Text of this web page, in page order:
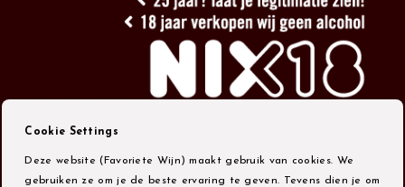
Cookie Settings
Deze website (Favoriete Wijn) maakt gebruik van cookies. We
gebruiken ze om je de beste ervaring te geven. Tevens dien je om